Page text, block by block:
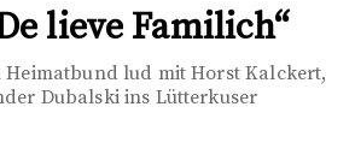
lieve Familich“
lud mit Horst Kalckert,
Dubalski ins Lütterkuser